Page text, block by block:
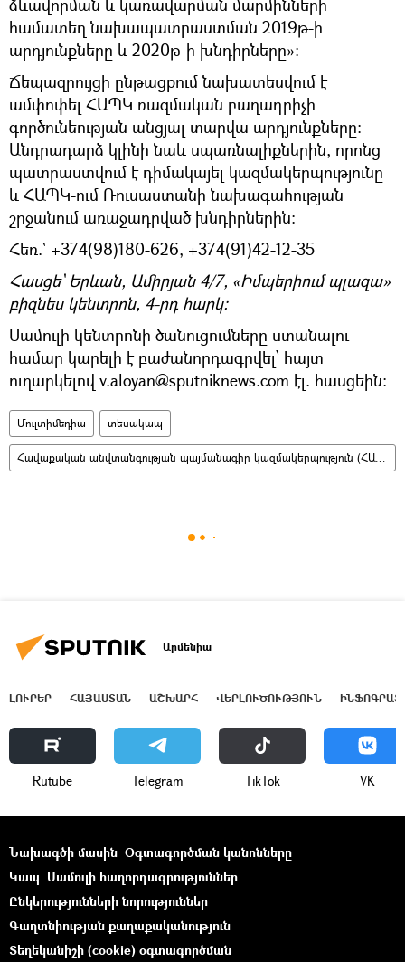
ձևավորման և կառավարման մարմինների
համատեղ նախապատրաստման 2019թ-ի
արդյունքները և 2020թ-ի խնդիրները»:
Ճեպազրույցի ընթացքում նախատեսվում է
ամփոփել ՀԱՊԿ ռազմական բաղադրիչի
գործունեության անցյալ տարվա արդյունքները:
Անդրադարձ կլինի նաև սպառնալիքներին, որոնց
պատրաստվում է դիմակայել կազմակերպությունը
և ՀԱՊԿ-ում Ռուսաստանի նախագահության
շրջանում առաջադրված խնդիրներին:
Հեռ.` +374(98)180-626, +374(91)42-12-35
Հասցե` Երևան, Ամիրյան 4/7, «Իմպերիում պլազա»
բիզնես կենտրոն, 4-րդ հարկ։
Մամուլի կենտրոնի ծանուցումները ստանալու
համար կարելի է բաժանորդագրվել՝ հայտ
ուղարկելով v.aloyan@sputniknews.com էլ. հասցեին:
Մուլտիմեդիա տեսակապ
Հավաքական անվտանգության պայմանագիր կազմակերպություն (ՀԱՊԿ)
Արմենիա
ԼՈՒՐԵՐ ՀԱՅԱՍՏԱՆ ԱՇԽԱՐՀ ՎԵՐԼՈՒԾՈՒԹՅՈՒՆ
Rutube Telegram ТikТоk VK
Նախագծի մասին Օգտագործման կանոնները
Կապ Մամուլի հաղորդագրություններ
Ընկերությունների նորություններ
Գաղտնիության քաղաքականություն
Տեղեկանիշի (cookie) օգտագործման